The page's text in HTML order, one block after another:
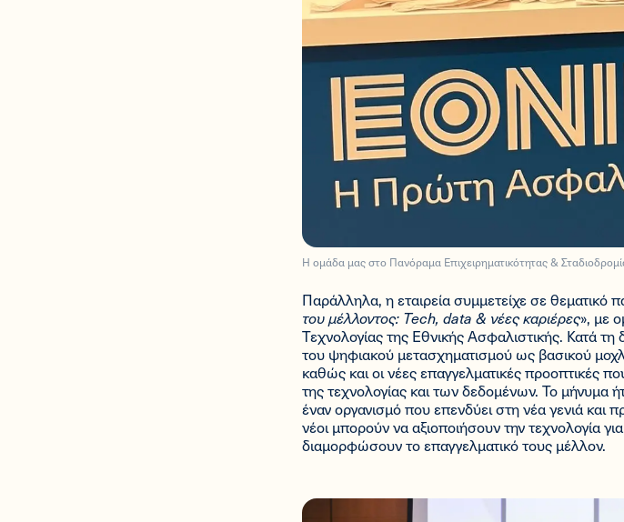
H ομάδα μας στο Πανόραμα Επιχειρηματικότητας &
Παράλληλα, η εταιρεία συμμετείχε σε θεματικό
του μέλλοντος: Tech, data & νέες καριέρες», με
Τεχνολογίας της Εθνικής Ασφαλιστικής. Κατά
του ψηφιακού μετασχηματισμού ως βασικού
καθώς και οι νέες επαγγελματικές προοπτικές
της τεχνολογίας και των δεδομένων. Το μήνυμα
έναν οργανισμό που επενδύει στη νέα γενιά και
νέοι μπορούν να αξιοποιήσουν την τεχνολογία
διαμορφώσουν το επαγγελματικό τους μέλλον.